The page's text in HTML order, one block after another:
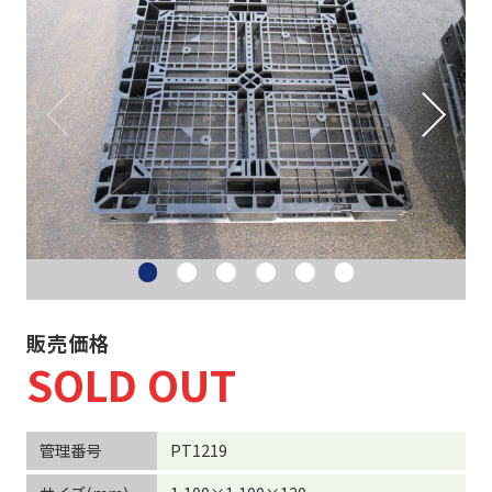
ネスティングラック
重量・中量ラック
カゴ台車・6輪台車
バンニングスロープ
その他 物流機器
物流機器買取
事務機器など
販売価格
SOLD OUT
管理番号
PT1219